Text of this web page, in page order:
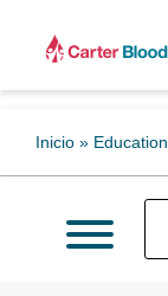
Inicio »